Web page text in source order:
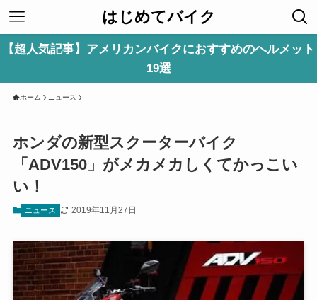
はじめてバイク
【超人気記事】アメリカンバイクにおすすめのヘルメット
19選
ホーム ニュース
ホンダの新型スクーターバイク
「ADV150」がメカメカしくてかっこい
い！
ニュース 2019年11月27日